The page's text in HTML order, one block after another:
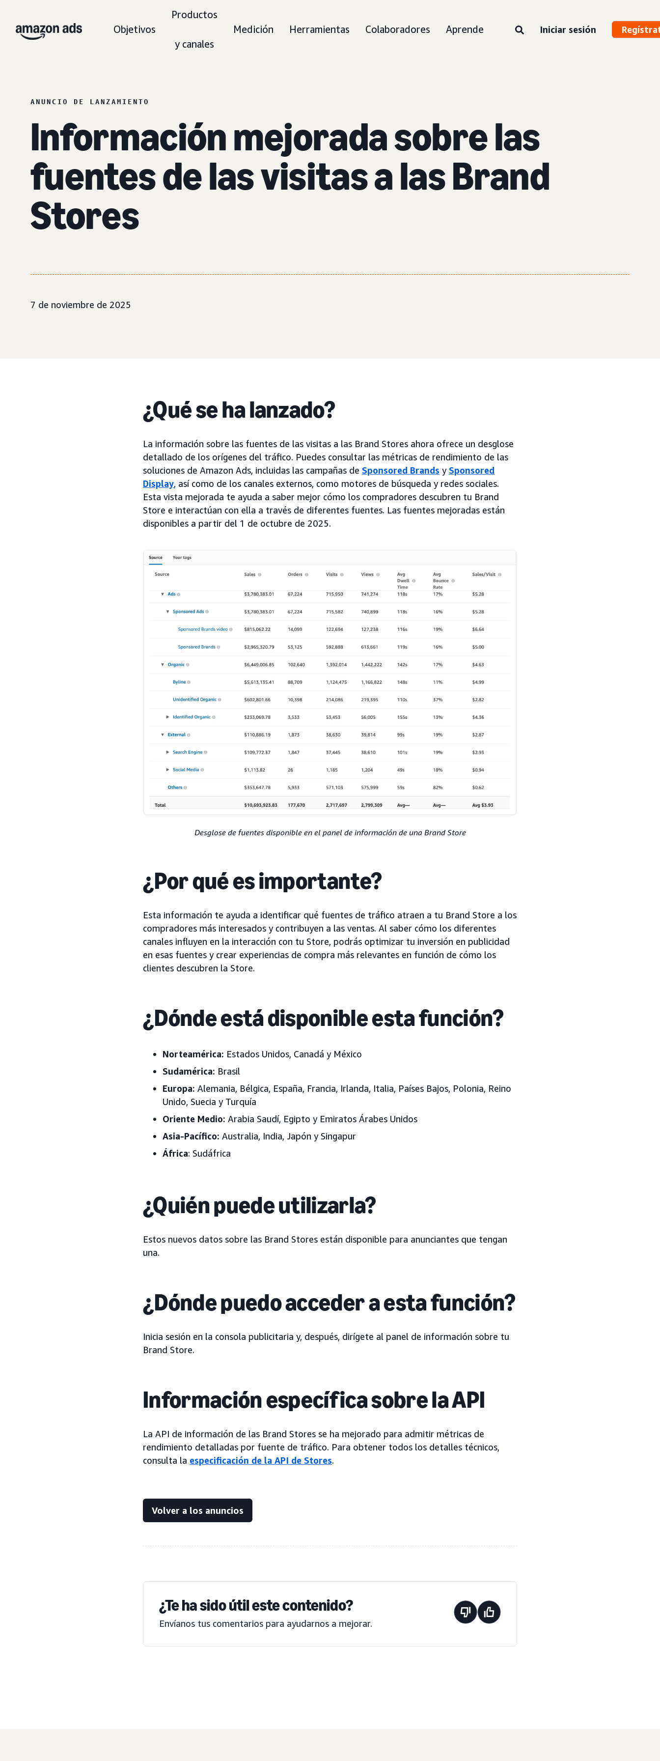
Objetivos
Productos
y canales
Medición Herramientas Colaboradores Aprende Iniciar sesión
ANUNCIO DE LANZAMIENTO
Información mejorada sobre las
fuentes de las visitas a las Brand
Stores
7 de noviembre de 2025
¿Qué se ha lanzado?
La información sobre las fuentes de las visitas a las Brand Stores ahora ofrece un desglose
detallado de los orígenes del tráfico. Puedes consultar las métricas de rendimiento de las
soluciones de Amazon Ads, incluidas las campañas de Sponsored Brands y Sponsored
Display, así como de los canales externos, como motores de búsqueda y redes sociales.
Esta vista mejorada te ayuda a saber mejor cómo los compradores descubren tu Brand
Store e interactúan con ella a través de diferentes fuentes. Las fuentes mejoradas están
disponibles a partir del 1 de octubre de 2025.
Desglose de fuentes disponible en el panel de información de una Brand Store
¿Por qué es importante?
Esta información te ayuda a identificar qué fuentes de tráfico atraen a tu Brand Store a los
compradores más interesados y contribuyen a las ventas. Al saber cómo los diferentes
canales influyen en la interacción con tu Store, podrás optimizar tu inversión en publicidad
en esas fuentes y crear experiencias de compra más relevantes en función de cómo los
clientes descubren la Store.
¿Dónde está disponible esta función?
Norteamérica: Estados Unidos, Canadá y México
Sudamérica: Brasil
Europa: Alemania, Bélgica, España, Francia, Irlanda, Italia, Países Bajos, Polonia, Reino
Unido, Suecia y Turquía
Oriente Medio: Arabia Saudí, Egipto y Emiratos Árabes Unidos
Asia-Pacífico: Australia, India, Japón y Singapur
África: Sudáfrica
¿Quién puede utilizarla?
Estos nuevos datos sobre las Brand Stores están disponible para anunciantes que tengan
una.
¿Dónde puedo acceder a esta función?
Inicia sesión en la consola publicitaria y, después, dirígete al panel de información sobre tu
Brand Store.
Información específica sobre la API
La API de información de las Brand Stores se ha mejorado para admitir métricas de
rendimiento detalladas por fuente de tráfico. Para obtener todos los detalles técnicos,
consulta la especificación de la API de Stores.
Volver a los anuncios
¿Te ha sido útil este contenido?
Envíanos tus comentarios para ayudarnos a mejorar.